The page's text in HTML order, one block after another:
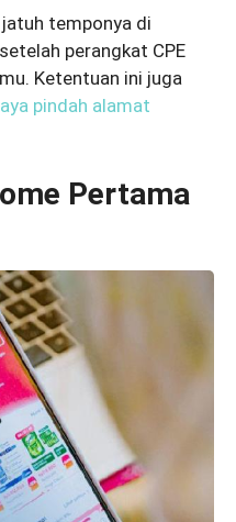
temponya di
perangkat CPE
Ketentuan ini juga
pindah alamat
Pertama